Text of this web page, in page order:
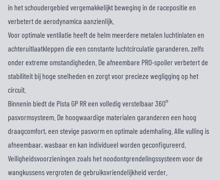
in het schoudergebied vergemakkelijkt beweging in de racepositie en
verbetert de aerodynamica aanzienlijk.
Voor optimale ventilatie heeft de helm meerdere metalen luchtinlaten en
achteruitlaatkleppen die een constante luchtcirculatie garanderen, zelfs
onder extreme omstandigheden. De afneembare PRO-spoiler verbetert de
stabiliteit bij hoge snelheden en zorgt voor precieze wegligging op het
circuit.
Binnenin biedt de Pista GP RR een volledig verstelbaar 360°
pasvormsysteem. De hoogwaardige materialen garanderen een hoog
draagcomfort, een stevige pasvorm en optimale ademhaling. Alle vulling is
afneembaar, wasbaar en kan individueel worden geconfigureerd.
Veiligheidsvoorzieningen zoals het noodontgrendelingssysteem voor de
wangkussens vergroten de gebruiksvriendelijkheid verder.